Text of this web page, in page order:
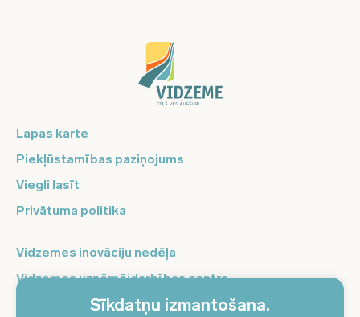
Sīkdatņu izmantošana.
Lapas karte
Piekļūstamības paziņojums
Viegli lasīt
Privātuma politika
Vidzemes inovāciju nedēļa
Vidzemes uzņēmējdarbības centrs
Balso Vidzeme